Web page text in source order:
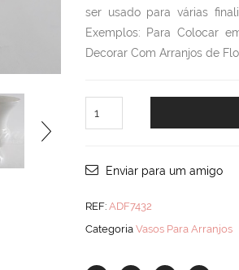
ser usado para várias
Exemplos: Para Colocar
Decorar Com Arranjos de
Itália
quantityEnviar para um amigo
REF: ADF7432
Categoria Vasos Para Arranjos